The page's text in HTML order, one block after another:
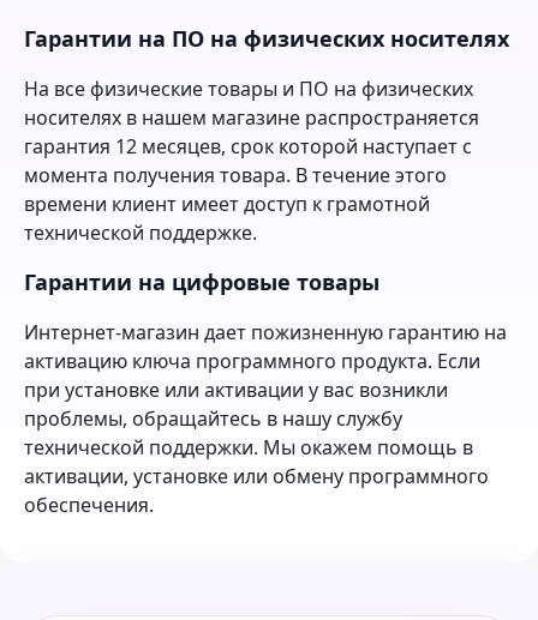
Гарантии на ПО на физических носителях
На все физические товары и ПО на физических
носителях в нашем магазине распространяется
гарантия 12 месяцев, срок которой наступает с
момента получения товара. В течение этого
времени клиент имеет доступ к грамотной
технической поддержке.
Гарантии на цифровые товары
Интернет-магазин дает пожизненную гарантию на
активацию ключа программного продукта. Если
при установке или активации у вас возникли
проблемы, обращайтесь в нашу службу
технической поддержки. Мы окажем помощь в
активации, установке или обмену программного
обеспечения.